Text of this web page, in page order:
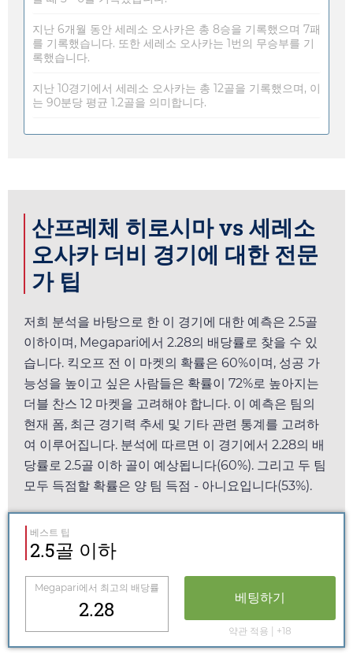
지난 6개월 동안 세레소 오사카은 총 8승을 기록했으며 7패
를 기록했습니다. 또한 세레소 오사카는 1번의 무승부를 기
록했습니다.
지난 10경기에서 세레소 오사카는 총 12골을 기록했으며, 이
는 90분당 평균 1.2골을 의미합니다.
산프레체 히로시마 vs 세레소
오사카 더비 경기에 대한 전문
가 팁
저희 분석을 바탕으로 한 이 경기에 대한 예측은 2.5골
이하이며, Megapari에서 2.28의 배당률로 찾을 수 있
습니다. 킥오프 전 이 마켓의 확률은 60%이며, 성공 가
능성을 높이고 싶은 사람들은 확률이 72%로 높아지는
더블 찬스 12 마켓을 고려해야 합니다. 이 예측은 팀의
현재 폼, 최근 경기력 추세 및 기타 관련 통계를 고려하
여 이루어집니다. 분석에 따르면 이 경기에서 2.28의 배
당률로 2.5골 이하 골이 예상됩니다(60%). 그리고 두 팀
모두 득점할 확률은 양 팀 득점 - 아니요입니다(53%).
베스트 팁
2.5골 이하
Megapari에서 최고의 배당률
2.28 베팅하기
약관 적용 | +18